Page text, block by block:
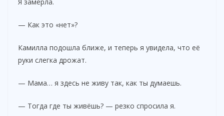
— Как это «нет»?
Камилла подошла ближе, и теперь я увидела, что её
руки слегка дрожат.
— Мама… я здесь не живу так, как ты думаешь.
— Тогда где ты живёшь? — резко спросила я.